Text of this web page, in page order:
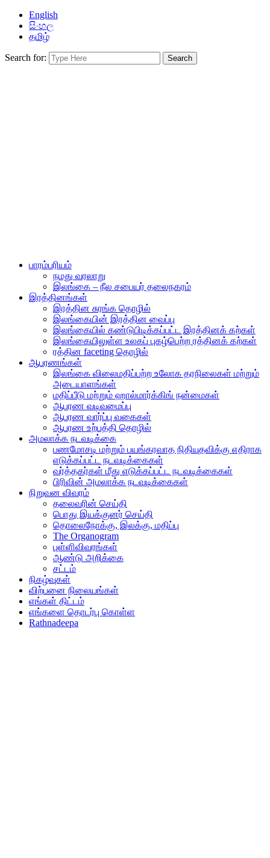
English
සිංහල
தமிழ்
Search for:
பாரம்பரியம்
நமது வரலாறு
இலங்கை – நீல சபையர் தலைநகரம்
இரத்தினங்கள்
இரத்தின சுரங்க தொழில்
இலங்கையின் இரத்தின வைப்பு
இலங்கையில் கண்டுபிடிக்கப்பட்ட இரத்தினக் கற்கள்
இலங்கையிலுள்ள உலகப் புகழ்பெற்ற ரத்தினக் கற்கள்
ரத்தின faceting தொழில்
ஆபரணங்கள்
இலங்கை விலைமதிப்பற்ற உலோக தரநிலைகள் மற்றும்
அடையாளங்கள்
மதிப்பீடு மற்றும் ஹால்மார்க்கிங் நன்மைகள்
ஆபரண வடிவமைப்பு
ஆபரண வார்ப்பு வகைகள்
ஆபரண உற்பத்தி தொழில்
அமலாக்க நடவடிக்கை
பணமோசடி மற்றும் பயங்கரவாத நிதியுதவிக்கு எதிராக
எடுக்கப்பட்ட நடவடிக்கைகள்
வர்த்தகர்கள் மீது எடுக்கப்பட்ட நடவடிக்கைகள்
பிரிவின் அமலாக்க நடவடிக்கைகள்
நிறுவன விவரம்
தலைவரின் செய்தி
பொது இயக்குனர் செய்தி
தொலைநோக்கு, இலக்கு, மதிப்பு
The Organogram
புள்ளிவிவரங்கள்
ஆண்டு அறிக்கை
சட்டம்
நிகழ்வுகள்
விற்பனை நிலையங்கள்
எங்கள் திட்டம்
எங்களை தொடர்பு கொள்ள
Rathnadeepa